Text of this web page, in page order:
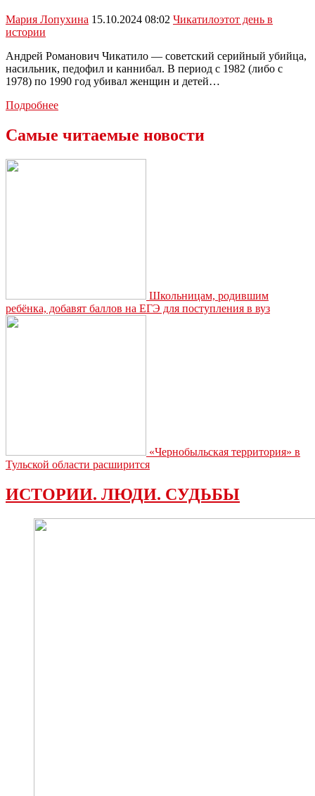
Мария Лопухина 15.10.2024 08:02 Чикатилоэтот день в
истории
Андрей Романович Чикатило — советский серийный убийца,
насильник, педофил и каннибал. В период с 1982 (либо с
1978) по 1990 год убивал женщин и детей…
ПодробнееЭтот
истории:
Самые читаемые новости
Школьницам, родившим
ребёнка, добавят баллов на ЕГЭ для поступления в вуз
«Чернобыльская территория» в
Тульской области расширится
ИСТОРИИ. ЛЮДИ. СУДЬБЫ